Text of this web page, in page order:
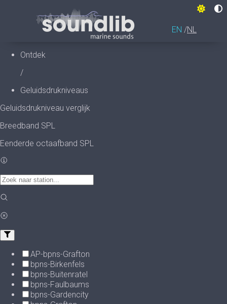
EN NL
Ontdek
/
Geluidsdrukniveaus
Geluidsdrukniveau verglijk
Breedband SPL
Eenderde octaafband SPL
AP-bpns-Grafton
bpns-Birkenfels
bpns-Buitenratel
bpns-Faulbaums
bpns-Gardencity